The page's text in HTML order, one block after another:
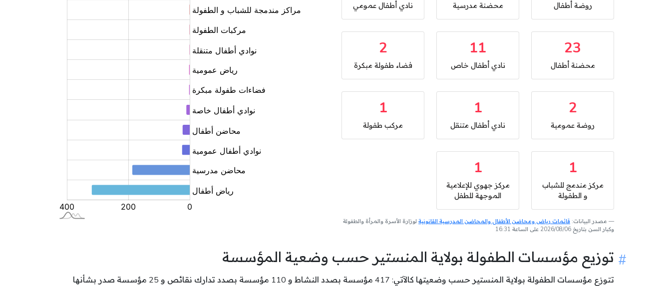
روضة أطفال محضنة مدرسية نادي أطفال عمومي
23
محضنة أطفال
11
نادي أطفال خاص
2
فضاء طفولة مبكرة
2
روضة عمومية
1
نادي أطفال متنقل
1
مركب طفولة
1
مركز مندمج للشباب
و الطفولة
1
مركز جهوي للإعلامية
الموجهة للطفل
مصدر البيانات: قائمات رياض ومحاضن الأطفال والمحاضن المدرسية القانونية لوزارة الأسرة والمرأة والطفولة
وكبار السن بتاريخ 2026/08/06 على الساعة 16:31
توزيع مؤسسات الطفولة بولاية المنستير حسب وضعية المؤسسة
تتوزع مؤسسات الطفولة بولاية المنستير حسب وضعيتها كالآتي: 417 مؤسسة بصدد النشاط و 110 مؤسسة بصدد تدارك نقائص و 25 مؤسسة صدر بشأنها